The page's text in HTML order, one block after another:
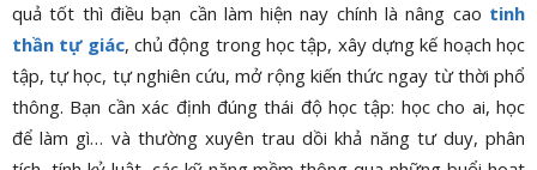
quả tốt thì điều bạn cần làm hiện nay chính là nâng cao tinh
thần tự giác, chủ động trong học tập, xây dựng kế hoạch học
tập, tự học, tự nghiên cứu, mở rộng kiến thức ngay từ thời phổ
thông. Bạn cần xác định đúng thái độ học tập: học cho ai, học
để làm gì… và thường xuyên trau dồi khả năng tư duy, phân